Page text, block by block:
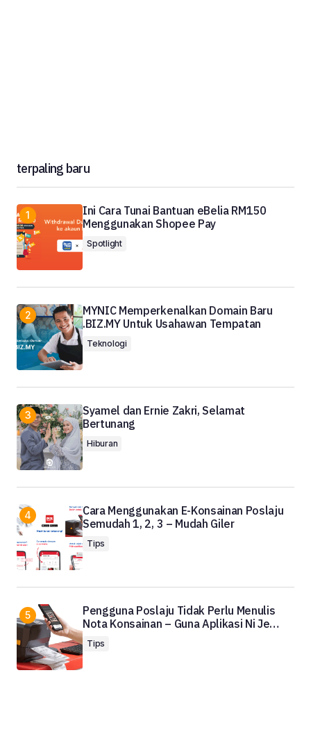
terpaling baru
Ini Cara Tunai Bantuan eBelia RM150
Menggunakan Shopee Pay
Spotlight
MYNIC Memperkenalkan Domain Baru
.BIZ.MY Untuk Usahawan Tempatan
Teknologi
Syamel dan Ernie Zakri, Selamat
Bertunang
Hiburan
Cara Menggunakan E-Konsainan Poslaju
Semudah 1, 2, 3 – Mudah Giler
Tips
Pengguna Poslaju Tidak Perlu Menulis
Nota Konsainan – Guna Aplikasi Ni Je…
Tips